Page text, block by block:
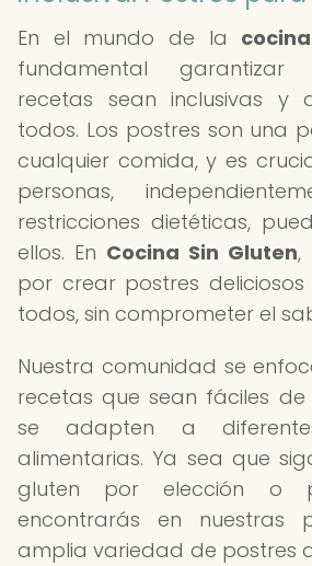
En el mundo de la
fundamental garantizar
recetas sean inclusivas y
todos. Los postres son una
cualquier comida, y es
personas,
restricciones dietéticas,
ellos. En Cocina Sin Gluten,
por crear postres
todos, sin comprometer el
Nuestra comunidad se
recetas que sean fáciles
se adapten a
alimentarias. Ya sea que
gluten por elección o
encontrarás en nuestras
amplia variedad de postres